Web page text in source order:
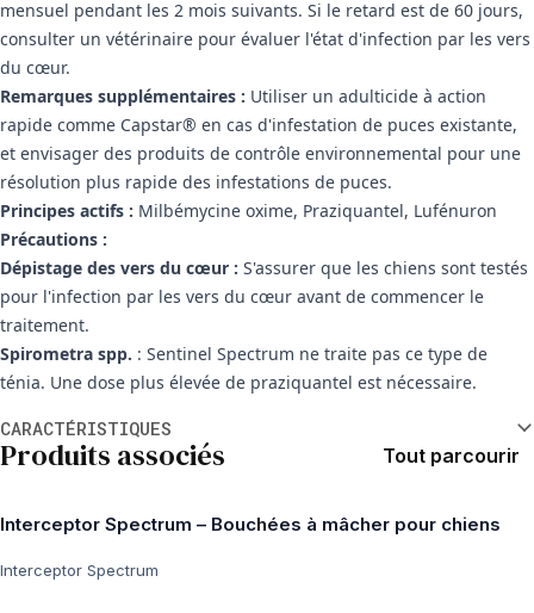
mensuel pendant les 2 mois suivants. Si le retard est de 60 jours,
consulter un vétérinaire pour évaluer l'état d'infection par les vers
du cœur.
Remarques supplémentaires : Utiliser un adulticide à action
rapide comme Capstar® en cas d'infestation de puces existante,
et envisager des produits de contrôle environnemental pour une
résolution plus rapide des infestations de puces.
Principes actifs : Milbémycine oxime, Praziquantel, Lufénuron
Précautions :
Dépistage des vers du cœur : S'assurer que les chiens sont testés
pour l'infection par les vers du cœur avant de commencer le
traitement.
Spirometra spp. : Sentinel Spectrum ne traite pas ce type de
ténia. Une dose plus élevée de praziquantel est nécessaire.
CARACTÉRISTIQUES
Produits associés Tout parcourir
Interceptor Spectrum – Bouchées à mâcher pour chiens
Interceptor Spectrum